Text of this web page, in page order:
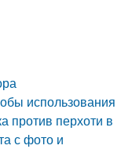
использования
против перхоти в
с фото и